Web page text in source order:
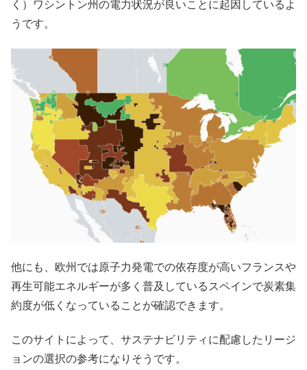
く）ワシントン州の電力状況が良いことに起因しているよ
うです。
他にも、欧州では原子力発電での依存度が高いフランスや
再生可能エネルギーが多く普及しているスペインで炭素集
約度が低くなっていることが確認できます。
このサイトによって、サステナビリティに配慮したリージ
ョンの選択の参考になりそうです。